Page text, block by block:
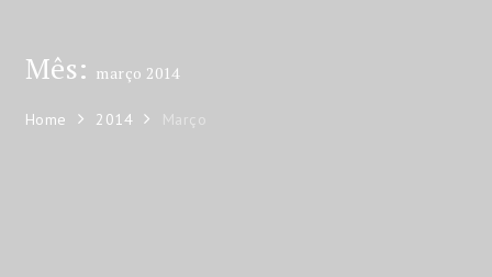
Mês: março 2014
Home 2014 Março